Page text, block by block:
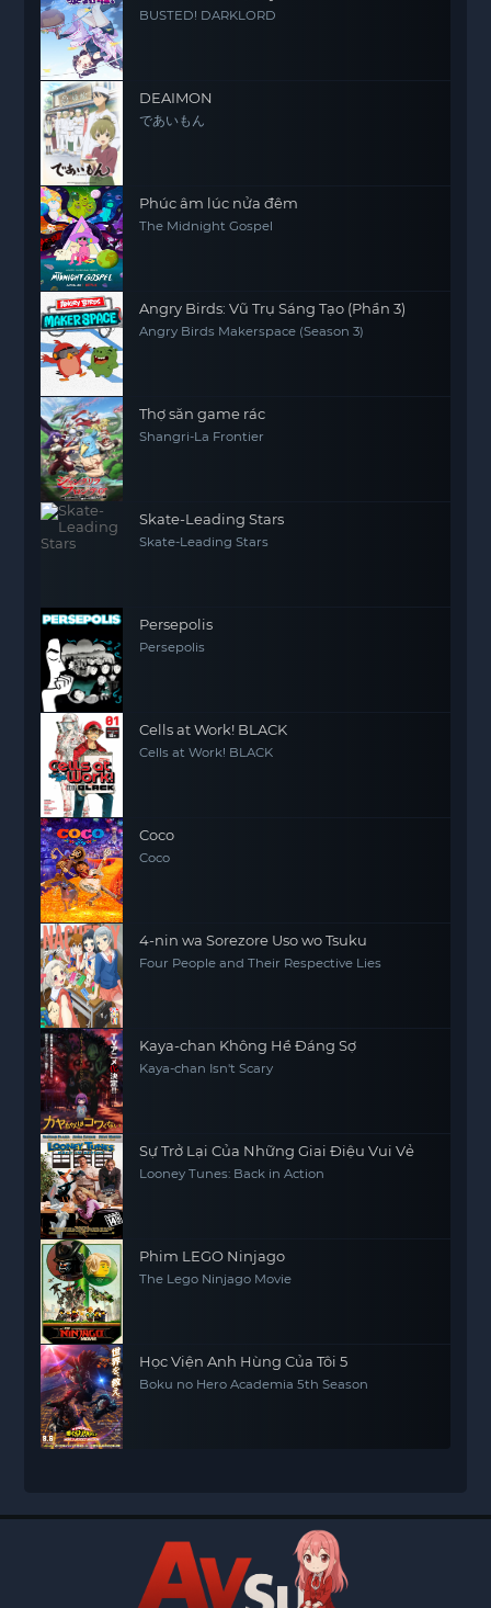
BUSTED! DARKLORD
DEAIMON
であいもん
Phúc âm lúc nửa đêm
The Midnight Gospel
Angry Birds: Vũ Trụ Sáng Tạo (Phần 3)
Angry Birds Makerspace (Season 3)
Thợ săn game rác
Shangri-La Frontier
Skate-Leading Stars
Skate-Leading Stars
Persepolis
Persepolis
Cells at Work! BLACK
Cells at Work! BLACK
Coco
Coco
4-nin wa Sorezore Uso wo Tsuku
Four People and Their Respective Lies
Kaya-chan Không Hề Đáng Sợ
Kaya-chan Isn't Scary
Sự Trở Lại Của Những Giai Điệu Vui Vẻ
Looney Tunes: Back in Action
Phim LEGO Ninjago
The Lego Ninjago Movie
Học Viện Anh Hùng Của Tôi 5
Boku no Hero Academia 5th Season